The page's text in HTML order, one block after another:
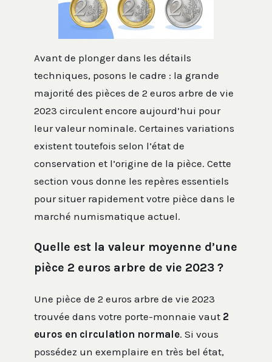
Avant de plonger dans les détails
techniques, posons le cadre : la grande
majorité des pièces de 2 euros arbre de vie
2023 circulent encore aujourd’hui pour
leur valeur nominale. Certaines variations
existent toutefois selon l’état de
conservation et l’origine de la pièce. Cette
section vous donne les repères essentiels
pour situer rapidement votre pièce dans le
marché numismatique actuel.
Quelle est la valeur moyenne d’une
pièce 2 euros arbre de vie 2023 ?
Une pièce de 2 euros arbre de vie 2023
trouvée dans votre porte-monnaie vaut 2
euros en circulation normale. Si vous
possédez un exemplaire en très bel état,